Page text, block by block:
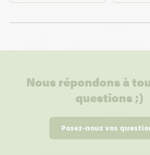
Nous répondons à
questions ;)
Posez-nous vos